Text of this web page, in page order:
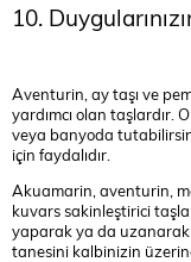
10.
Aventurin, ay taşı ve
yardımcı olan taşlardır.
veya banyoda
için faydalıdır.
Akuamarin, aventurin,
kuvars sakinleştirici
yaparak ya da
tanesini kalbinizin